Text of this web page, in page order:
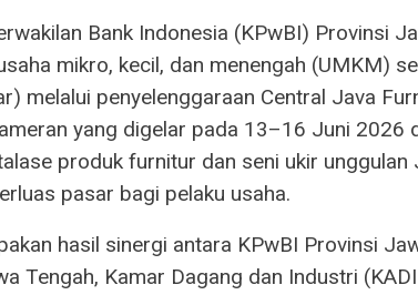
Bank Indonesia (KPwBI) Provinsi
mikro, kecil, dan menengah (UMKM)
melalui penyelenggaraan Central Java
yang digelar pada 13–16 Juni 2026
produk furnitur dan seni ukir unggulan
pasar bagi pelaku usaha.
hasil sinergi antara KPwBI Provinsi
Tengah, Kamar Dagang dan Industri